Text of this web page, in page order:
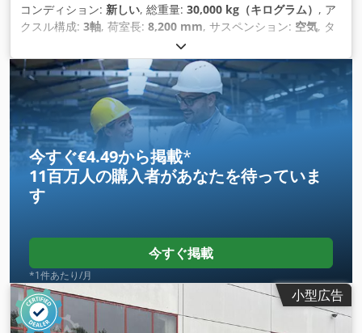
コンディション: 新しい, 総重量: 30,000 kg（キログラム） , ア
クスル構成: 3軸, 荷室長: 8,200 mm, サスペンション: 空気, タ
, 色:
ロントタイヤサイズ:235 / 75 R 17,5, 後輪タイヤサイズ:235 /
75 R 17,5, 運転席:その他, 排出クラス:なし, 燃料:
バイオディ
ーゼル
, 装備:ABS（アンチロック・ブレーキ・システム）, 圧
縮空気ブレーキ,
今すぐ€4.49から掲載*
11百万人の購入者があなたを待っていま
す
今すぐ掲載
*1件あたり/月
小型広告